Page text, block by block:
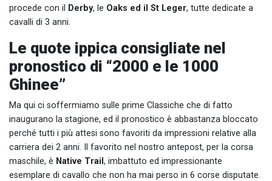
procede con il
Derby, le Oaks ed il St Leger, tutte dedicate a
cavalli di 3 anni.
Le quote ippica consigliate nel
pronostico di “2000 e le 1000
Ghinee”
Ma qui ci soffermiamo sulle prime Classiche che di fatto
inaugurano la stagione, ed il pronostico è abbastanza bloccato
perché tutti i più attesi sono favoriti da impressioni relative alla
carriera dei 2 anni. Il favorito nel nostro antepost, per la corsa
maschile, è Native Trail , imbattuto ed impressionante
esemplare di cavallo che non ha mai perso in 6 corse disputate.